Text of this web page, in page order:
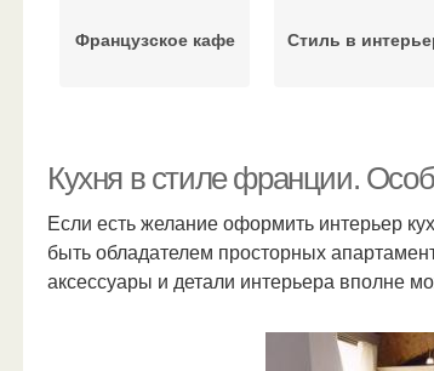
Французское кафе Стиль в
Кухня в стиле франции.
Если есть желание оформить интерьер
быть обладателем просторных
аксессуары и детали интерьера вполне